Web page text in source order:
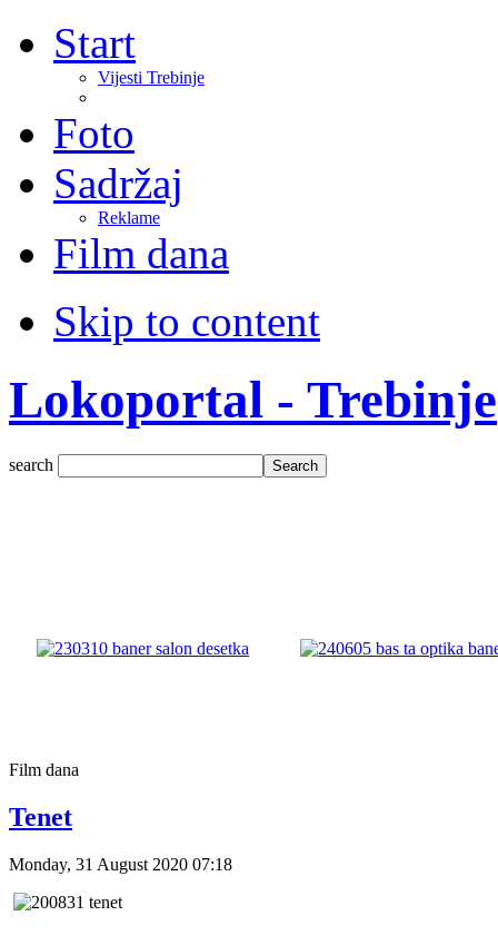
Start
Vijesti Trebinje
Foto
Sadržaj
Reklame
Film dana
Skip to content
Lokoportal - Trebinje
search
Film dana
Tenet
Monday, 31 August 2020 07:18